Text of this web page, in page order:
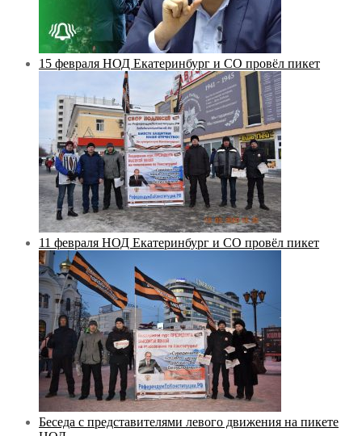
15 февраля НОД Екатеринбург и СО провёл пикет
11 февраля НОД Екатеринбург и СО провёл пикет
Беседа с представителями левого движения на пикете